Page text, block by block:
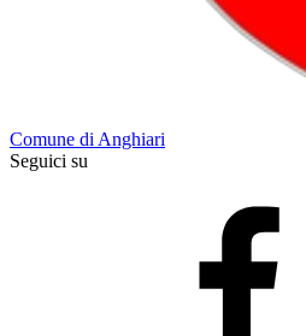
Comune di Anghiari
Seguici su